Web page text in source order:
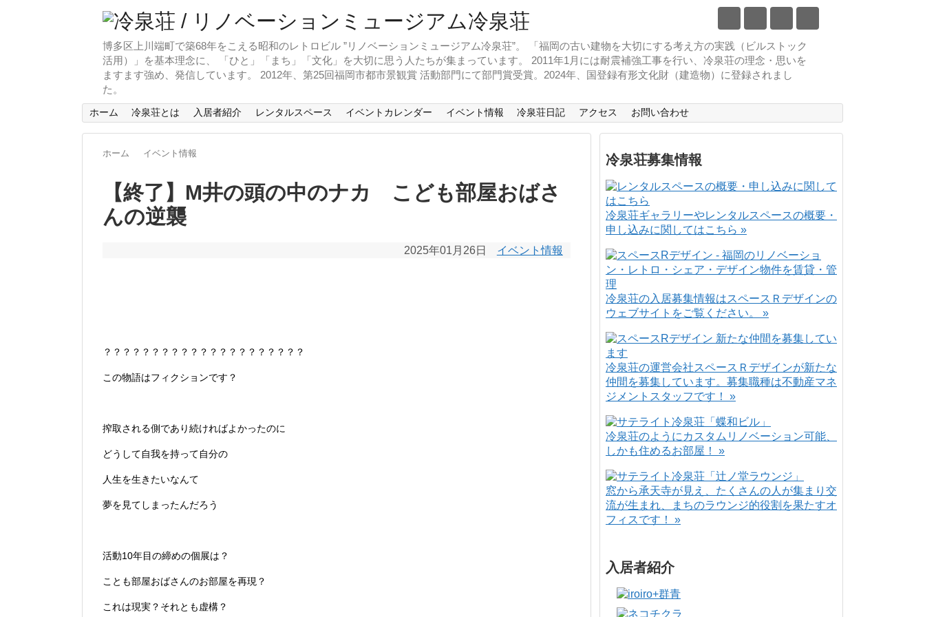
博多区上川端町で築68年をこえる昭和のレトロビル ”リノベーションミュージアム冷泉荘”。 「福岡の古い建物を大切にする考え方の実践（ビルストック
活用）」を基本理念に、 「ひと」「まち」「文化」を大切に思う人たちが集まっています。 2011年1月には耐震補強工事を行い、冷泉荘の理念・思いを
ますます強め、発信しています。 2012年、第25回福岡市都市景観賞 活動部門にて部門賞受賞。2024年、国登録有形文化財（建造物）に登録されまし
た。
ホーム 冷泉荘とは 入居者紹介 レンタルスペース イベントカレンダー イベント情報 冷泉荘日記 アクセス お問い合わせ
ホーム イベント情報
【終了】M井の頭の中のナカ こども部屋おばさ
んの逆襲
2025年01月26日 イベント情報
？？？？？？？？？？？？？？？？？？？？？
この物語はフィクションです？
搾取される側であり続ければよかったのに
どうして自我を持って自分の
人生を生きたいなんて
夢を見てしまったんだろう
活動10年目の締めの個展は？
ことも部屋おばさんのお部屋を再現？
これは現実？それとも虚構？
冷泉荘募集情報
冷泉荘ギャラリーやレンタルスペースの概要・
申し込みに関してはこちら »
冷泉荘の入居募集情報はスペースＲデザインの
ウェブサイトをご覧ください。 »
冷泉荘の運営会社スペースＲデザインが新たな
仲間を募集しています。募集職種は不動産マネ
ジメントスタッフです！ »
冷泉荘のようにカスタムリノベーション可能、
しかも住めるお部屋！ »
窓から承天寺が見え、たくさんの人が集まり交
流が生まれ、まちのラウンジ的役割を果たすオ
フィスです！ »
入居者紹介